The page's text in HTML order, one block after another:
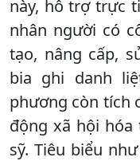
này, hỗ trợ trực
nhân người có
tạo, nâng cấp,
bia ghi danh
phương còn tích
động xã hội
sỹ. Tiêu biểu